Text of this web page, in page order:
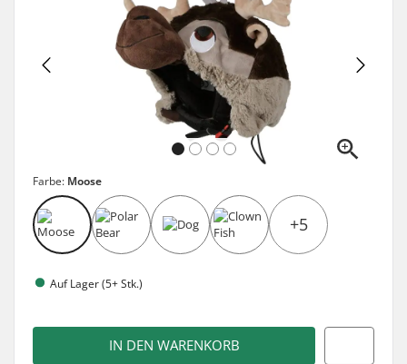
Farbe: Moose
+5
Auf Lager (5+ Stk.)
IN DEN WARENKORB